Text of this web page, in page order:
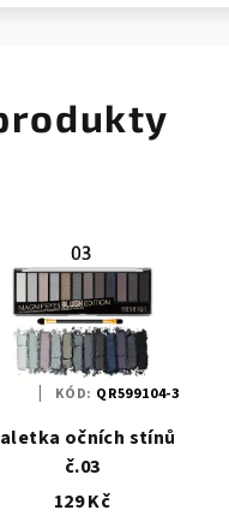
očních stínů
č.03
129 Kč
KÓD: QR599104-3